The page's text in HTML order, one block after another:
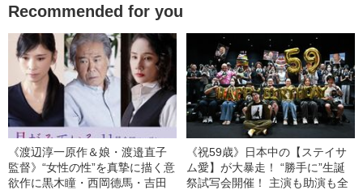
Recommended for you
《渡辺淳一原作＆娘・渡邉直子
監督》“女性の性”を真摯に描く意
欲作に黒木瞳・西岡德馬・吉田
《祝59歳》日本中の【ステイサ
ム愛】が大暴走！ “勝手に”生誕
祭試写会開催！ 主演も助演も全